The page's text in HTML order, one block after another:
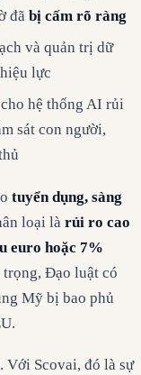
đã bị cấm rõ ràng
và quản trị dữ
lực
hệ thống AI rủi
sát con người,
tuyển dụng, sàng
loại là rủi ro cao
euro hoặc 7%
trọng, Đạo luật có
Mỹ bị bao phủ
Với Scovai, đó là sự